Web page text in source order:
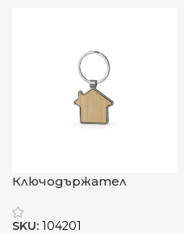
Ключодържател
естествена визия с
SKU: 104201